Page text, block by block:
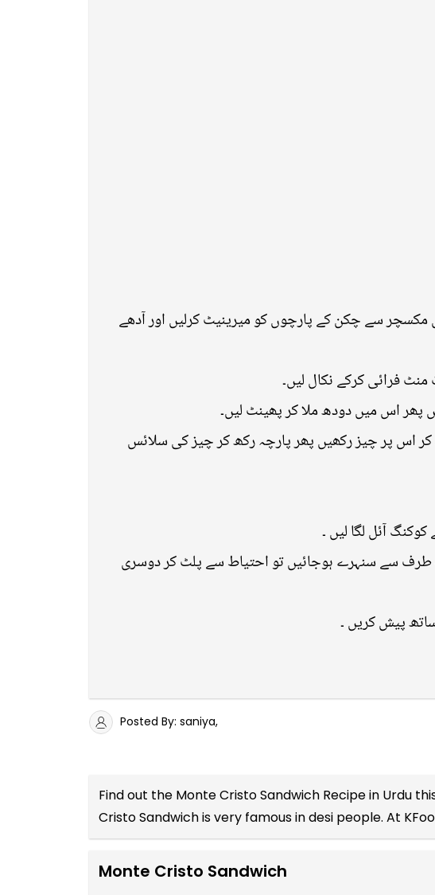
مکسچر سے چکن کے پارچوں کو میرینیٹ کرلیں اور آدھے
فرائی کرکے نکال لیں۔
پھر اس میں دودھ ملا کر پھینٹ لیں۔
کر اس پر چیز رکھیں پھر پارچہ رکھ کر چیز کی سلائس
طرف سے سنہرے ہوجائیں تو احتیاط سے پلٹ کر دوسری
پیش کریں ۔
Posted By: saniya,
Find out the Monte Cristo Sandwich Recipe in Urdu
Cristo Sandwich is very famous in desi people. At
Monte Cristo Sandwich